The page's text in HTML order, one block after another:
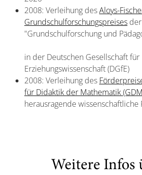
2008: Verleihung desAloys-
Grundschulforschungspreises
"Grundschulforschung und
in der Deutschen Gesellschaft für
Erziehungswissenschaft (DGfE)
2008: Verleihung des
für Didaktik der Mathematik
herausragende wissenschaftliche
Weitere Infos